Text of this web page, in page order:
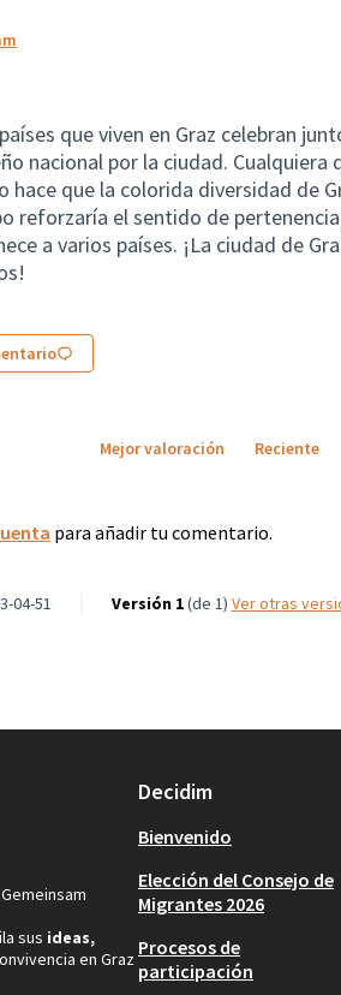
que viven en Graz celebran
nacional por la ciudad. Cualquiera
que la colorida diversidad de
reforzaría el sentido de
a varios países. ¡La ciudad de
Mejor valoración Reciente
para añadir tu comentario.
04-51 Versión 1(de 1) ver otras
sus ideas,
en Graz
Decidim
Bienvenido
Elección del Consejo de
Migrantes 2026
Procesos de
participación